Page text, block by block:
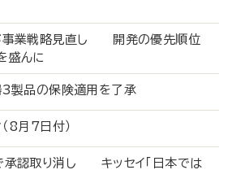
が事業戦略見直し 開発の優先順位
盛んに
3製品の保険適用を了承
（8月7日付）
承認取り消し キッセイ「日本では